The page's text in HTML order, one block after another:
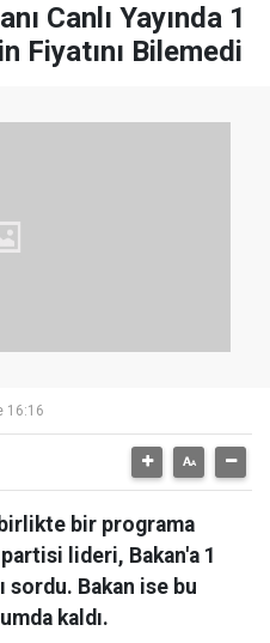
Canlı Yayında 1
Fiyatını Bilemedi
16:16
bir programa
lideri, Bakan'a 1
sordu. Bakan ise bu
kaldı.